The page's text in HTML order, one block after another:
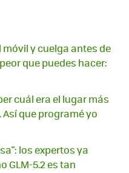
y cuelga antes de
que puedes hacer:
cuál era el lugar más
que programé yo
los expertos ya
GLM-5.2 es tan